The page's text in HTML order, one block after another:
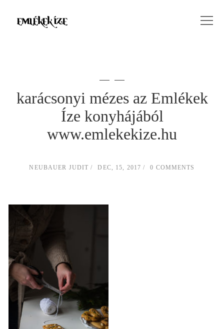
karácsonyi mézes az Emlékek
Íze konyhájából
www.emlekekize.hu
NEUBAUER JUDIT DEC, 15, 2017 0 COMMENTS